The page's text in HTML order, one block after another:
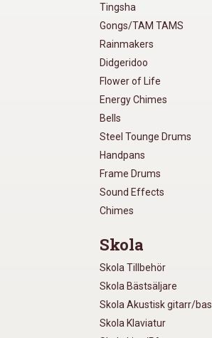
Tingsha
Gongs/TAM TAMS
Rainmakers
Didgeridoo
Flower of Life
Energy Chimes
Bells
Steel Tounge Drums
Handpans
Frame Drums
Sound Effects
Chimes
Skola
Skola Tillbehör
Skola Bästsäljare
Skola Akustisk gitarr/bas
Skola Klaviatur